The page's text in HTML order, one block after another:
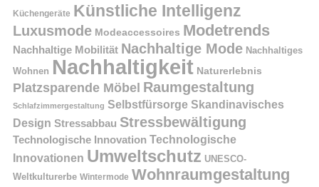
Küchengeräte Künstliche Intelligenz
Luxusmode Modeaccessoires Modetrends
Nachhaltige Mobilität Nachhaltige Mode Nachhaltiges
Wohnen Nachhaltigkeit Naturerlebnis
Platzsparende Möbel Raumgestaltung
Schlafzimmergestaltung Selbstfürsorge Skandinavisches
Design Stressabbau Stressbewältigung
Technologische Innovation Technologische
Innovationen Umweltschutz UNESCO-
Weltkulturerbe Wintermode Wohnraumgestaltung